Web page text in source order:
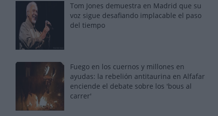
Tom Jones demuestra en Madrid que su
voz sigue desafiando implacable el paso
del tiempo
Fuego en los cuernos y millones en
ayudas: la rebelión antitaurina en Alfafar
enciende el debate sobre los 'bous al
carrer'